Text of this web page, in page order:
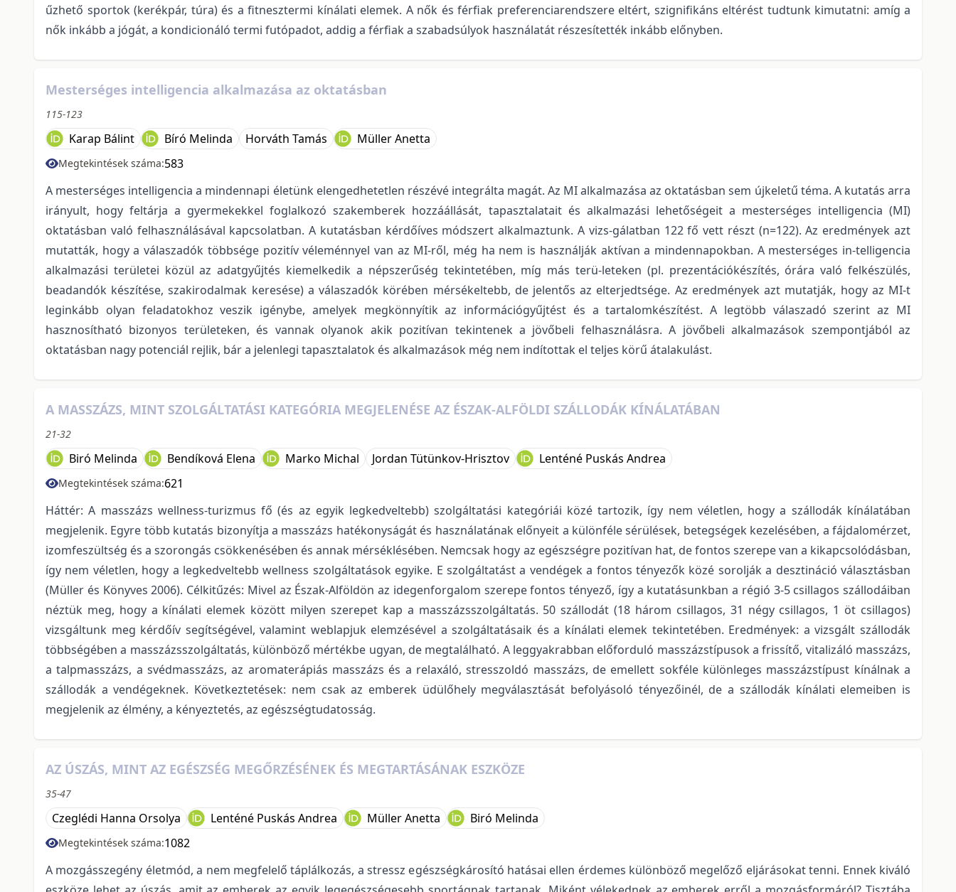
űzhető sportok (kerékpár, túra) és a fitnesztermi kínálati elemek. A nők és férfiak preferenciarendszere eltért, szignifikáns eltérést tudtunk kimutatni: amíg a
nők inkább a jógát, a kondicionáló termi futópadot, addig a férfiak a szabadsúlyok használatát részesítették inkább előnyben.
Mesterséges intelligencia alkalmazása az oktatásban
115-123
Karap Bálint Bíró Melinda Horváth Tamás Müller Anetta
Megtekintések száma:583
A mesterséges intelligencia a mindennapi életünk elengedhetetlen részévé integrálta magát. Az MI alkalmazása az oktatásban sem újkeletű téma. A kutatás arra
irányult, hogy feltárja a gyermekekkel foglalkozó szakemberek hozzáállását, tapasztalatait és alkalmazási lehetőségeit a mesterséges intelligencia (MI)
oktatásban való felhasználásával kapcsolatban. A kutatásban kérdőíves módszert alkalmaztunk. A vizs-gálatban 122 fő vett részt (n=122). Az eredmények azt
mutatták, hogy a válaszadók többsége pozitív véleménnyel van az MI-ről, még ha nem is használják aktívan a mindennapokban. A mesterséges in-telligencia
alkalmazási területei közül az adatgyűjtés kiemelkedik a népszerűség tekintetében, míg más terü-leteken (pl. prezentációkészítés, órára való felkészülés,
beadandók készítése, szakirodalmak keresése) a válaszadók körében mérsékeltebb, de jelentős az elterjedtsége. Az eredmények azt mutatják, hogy az MI-t
leginkább olyan feladatokhoz veszik igénybe, amelyek megkönnyítik az információgyűjtést és a tartalomkészítést. A legtöbb válaszadó szerint az MI
hasznosítható bizonyos területeken, és vannak olyanok akik pozitívan tekintenek a jövőbeli felhasználásra. A jövőbeli alkalmazások szempontjából az
oktatásban nagy potenciál rejlik, bár a jelenlegi tapasztalatok és alkalmazások még nem indítottak el teljes körű átalakulást.
A MASSZÁZS, MINT SZOLGÁLTATÁSI KATEGÓRIA MEGJELENÉSE AZ ÉSZAK-ALFÖLDI SZÁLLODÁK KÍNÁLATÁBAN
21-32
Biró Melinda Bendíková Elena Marko Michal Jordan Tütünkov-Hrisztov Lenténé Puskás Andrea
Megtekintések száma:621
Háttér: A masszázs wellness-turizmus fő (és az egyik legkedveltebb) szolgáltatási kategóriái közé tartozik, így nem véletlen, hogy a szállodák kínálatában
megjelenik. Egyre több kutatás bizonyítja a masszázs hatékonyságát és használatának előnyeit a különféle sérülések, betegségek kezelésében, a fájdalomérzet,
izomfeszültség és a szorongás csökkenésében és annak mérséklésében. Nemcsak hogy az egészségre pozitívan hat, de fontos szerepe van a kikapcsolódásban,
így nem véletlen, hogy a legkedveltebb wellness szolgáltatások egyike. E szolgáltatást a vendégek a fontos tényezők közé sorolják a desztináció választásban
(Müller és Könyves 2006). Célkitűzés: Mivel az Észak-Alföldön az idegenforgalom szerepe fontos tényező, így a kutatásunkban a régió 3-5 csillagos szállodáiban
néztük meg, hogy a kínálati elemek között milyen szerepet kap a masszázsszolgáltatás. 50 szállodát (18 három csillagos, 31 négy csillagos, 1 öt csillagos)
vizsgáltunk meg kérdőív segítségével, valamint weblapjuk elemzésével a szolgáltatásaik és a kínálati elemek tekintetében. Eredmények: a vizsgált szállodák
többségében a masszázsszolgáltatás, különböző mértékbe ugyan, de megtalálható. A leggyakrabban előforduló masszázstípusok a frissítő, vitalizáló masszázs,
a talpmasszázs, a svédmasszázs, az aromaterápiás masszázs és a relaxáló, stresszoldó masszázs, de emellett sokféle különleges masszázstípust kínálnak a
szállodák a vendégeknek. Következtetések: nem csak az emberek üdülőhely megválasztását befolyásoló tényezőinél, de a szállodák kínálati elemeiben is
megjelenik az élmény, a kényeztetés, az egészségtudatosság.
AZ ÚSZÁS, MINT AZ EGÉSZSÉG MEGŐRZÉSÉNEK ÉS MEGTARTÁSÁNAK ESZKÖZE
35-47
Czeglédi Hanna Orsolya Lenténé Puskás Andrea Müller Anetta Biró Melinda
Megtekintések száma:1082
A mozgásszegény életmód, a nem megfelelő táplálkozás, a stressz egészségkárosító hatásai ellen érdemes különböző megelőző eljárásokat tenni. Ennek kiváló